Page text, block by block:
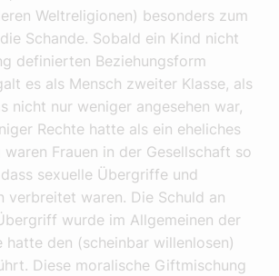
Weltreligionen) besonders zum
Schande. Sobald ein Kind nicht
definierten Beziehungsform
es als Mensch zweiter Klasse, als
nicht nur weniger angesehen war,
Rechte hatte als ein eheliches
Frauen in der Gesellschaft so
sexuelle Übergriffe und
verbreitet waren. Die Schuld an
wurde im Allgemeinen der
hatte den (scheinbar willenlosen)
Diese moralische Giftmischung